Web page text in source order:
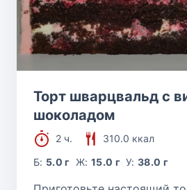
Торт шварцвальд с
шоколадом
2 ч.
310.0 ккал
Б: 5.0 г Ж: 15.0 г У:38.0 г